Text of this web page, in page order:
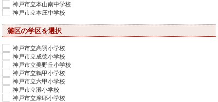
神戸市立本山南中学校
神戸市立本庄中学校
灘区の学区を選択
神戸市立高羽小学校
神戸市立成徳小学校
神戸市立美野丘小学校
神戸市立鶴甲小学校
神戸市立六甲小学校
神戸市立灘小学校
神戸市立摩耶小学校